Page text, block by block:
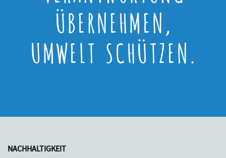
ÜBERNEHMEN,
UMWELT SCHÜTZEN.
NACHHALTIGKEIT